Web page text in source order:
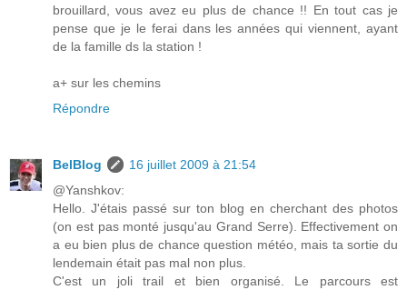
brouillard, vous avez eu plus de chance !! En tout cas je
pense que je le ferai dans les années qui viennent, ayant
de la famille ds la station !
a+ sur les chemins
Répondre
BelBlog
16 juillet 2009 à 21:54
@Yanshkov:
Hello. J'étais passé sur ton blog en cherchant des photos
(on est pas monté jusqu'au Grand Serre). Effectivement on
a eu bien plus de chance question météo, mais ta sortie du
lendemain était pas mal non plus.
C'est un joli trail et bien organisé. Le parcours est